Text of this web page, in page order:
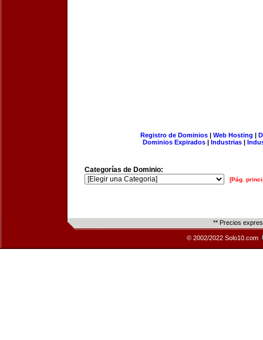
Registro de Dominios| Web Hosting |
Dominios Expirados | Industrias |
Categorías de Dominio:
[Pág.
** Precios
© 2002/2022 Solo10.com